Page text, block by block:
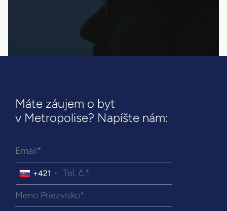
Máte záujem o byt
v Metropolise? Napíšte nám:
+421